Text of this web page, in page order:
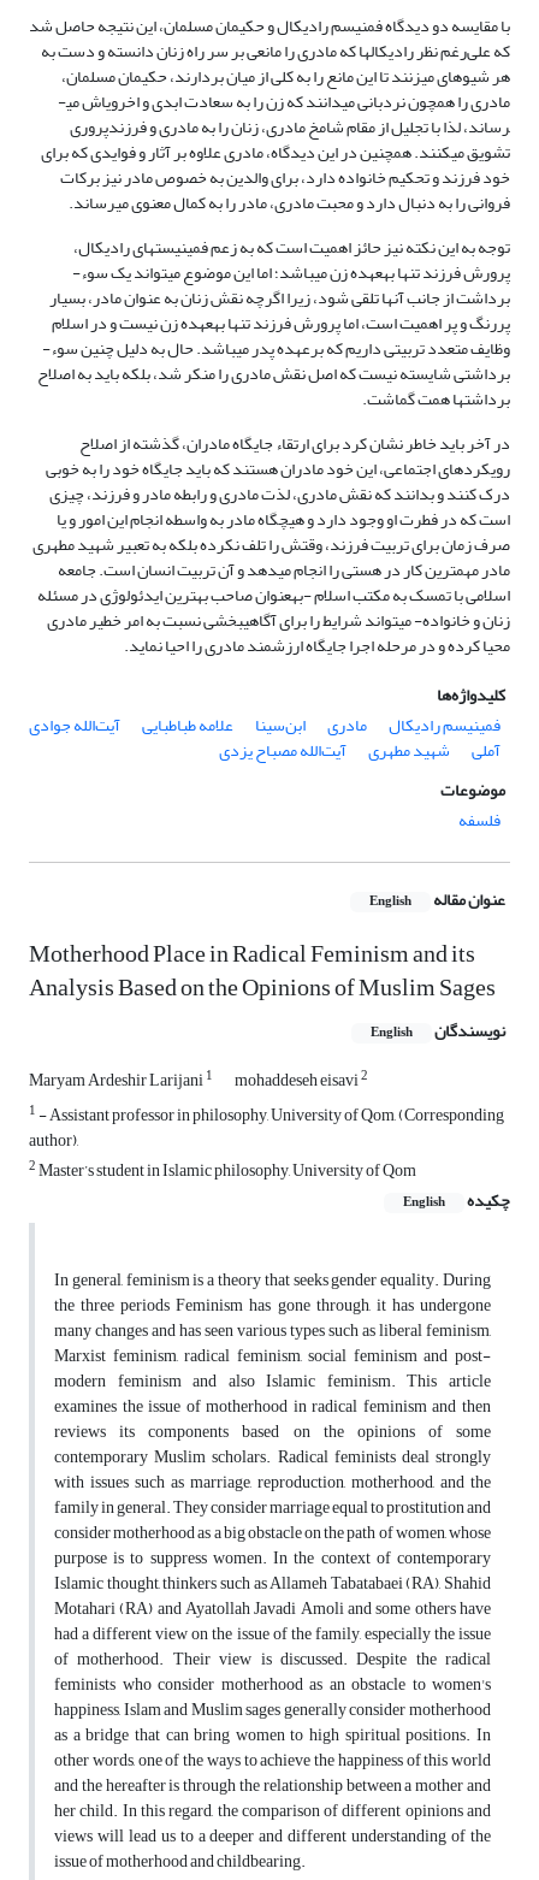
با مقایسه دو دیدگاه فمنیسم رادیکال و حکیمان مسلمان، این نتیجه حاصل شد
که علی‌رغم نظر رادیکال­ها که مادری را مانعی بر سر راه زنان دانسته و دست به
هر شیوه­ای می­زنند تا این مانع را به کلی از میان بردارند، حکیمان مسلمان،
مادری را همچون نردبانی می­دانند که زن را به سعادت ابدی و اخروی­اش می­
رساند، لذا با تجلیل از مقام شامخ مادری، زنان را به مادری و فرزندپروری
تشویق می­کنند. همچنین در این دیدگاه، مادری علاوه بر آثار و فوایدی که برای
خود فرزند و تحکیم خانواده دارد، برای والدین به خصوص مادر نیز برکات
فروانی را به دنبال دارد و محبت مادری، مادر را به کمال معنوی می­رساند.
توجه به این نکته نیز حائز اهمیت است که به زعم فمینیست­های رادیکال،
پرورش فرزند تنها به­عهده زن می­باشد؛ اما این موضوع می­تواند یک سوء­
برداشت از جانب آن­ها تلقی شود، زیرا اگرچه نقش زنان به عنوان مادر، بسیار
پررنگ و پر اهمیت است، اما پرورش فرزند تنها به­عهده زن نیست و در اسلام
وظایف متعدد تربیتی داریم که بر­عهده پدر می­باشد. حال به دلیل چنین سوء­
برداشتی شایسته نیست که اصل نقش مادری را منکر شد، بلکه باید به اصلاح
برداشت­ها همت گماشت.
در آخر باید خاطر نشان کرد برای ارتقاء جایگاه مادران، گذشته از اصلاح
رویکردهای اجتماعی، این خود مادران هستند که باید جایگاه خود را به خوبی
درک کنند و بدانند که نقش مادری، لذت مادری و رابطه مادر و فرزند، چیزی
است که در فطرت او وجود دارد و هیچ­گاه مادر به واسطه انجام این امور و یا
صرف زمان برای تربیت فرزند، وقتش را تلف نکرده بلکه به تعبیر شهید مطهری
مادر مهم­ترین کار در هستی را انجام می­دهد و آن تربیت انسان است. جامعه
اسلامی با تمسک به مکتب اسلام -به­عنوان صاحب بهترین ایدئولوژی در مسئله
زنان و خانواده- می­تواند شرایط را برای آگاهی­بخشی نسبت به امر خطیر مادری
محیا کرده و در مرحله اجرا جایگاه ارزشمند مادری را احیا نماید.
کلیدواژه‌ها
فمینیسم رادیکال
مادری ابن‌سینا علامه طباطبایی آیت‌الله جوادی
آملی شهید مطهری
آیت‌الله مصباح یزدی
موضوعات
فلسفه
عنوان مقاله English
Motherhood Place in Radical Feminism and its
Analysis Based on the Opinions of Muslim Sages
نویسندگان English
Maryam Ardeshir Larijani1 mohaddeseh eisavi2
1 - Assistant professor in philosophy, University of Qom, (Corresponding
author),
2Master’s student in Islamic philosophy, University of Qom
چکیده
English
In general, feminism is a theory that seeks gender equality. During
the three periods Feminism has gone through, it has undergone
many changes and has seen various types such as liberal feminism,
Marxist feminism, radical feminism, social feminism and post-
modern feminism and also Islamic feminism. This article
examines the issue of motherhood in radical feminism and then
reviews its components based on the opinions of some
contemporary Muslim scholars. Radical feminists deal strongly
with issues such as marriage, reproduction, motherhood, and the
family in general. They consider marriage equal to prostitution and
consider motherhood as a big obstacle on the path of women, whose
purpose is to suppress women. In the context of contemporary
Islamic thought, thinkers such as Allameh Tabatabaei (RA), Shahid
Motahari (RA) and Ayatollah Javadi Amoli and some others have
had a different view on the issue of the family, especially the issue
of motherhood. Their view is discussed. Despite the radical
feminists who consider motherhood as an obstacle to women's
happiness, Islam and Muslim sages generally consider motherhood
as a bridge that can bring women to high spiritual positions. In
other words, one of the ways to achieve the happiness of this world
and the hereafter is through the relationship between a mother and
her child. In this regard, the comparison of different opinions and
views will lead us to a deeper and different understanding of the
issue of motherhood and childbearing.